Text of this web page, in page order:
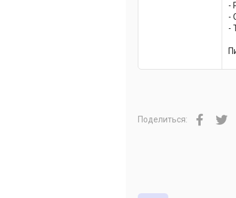
-
-
-
Поделиться: